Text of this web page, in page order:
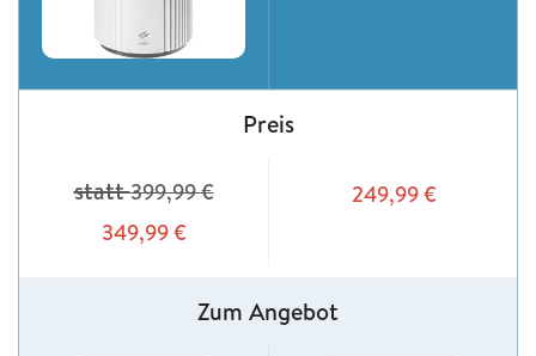
Preis
statt399,99€
349,99€
249,99€
Zum Angebot